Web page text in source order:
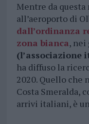
Mentre da
all’aeroporto di
dall’ordinanza
zona bianca, nei
ha diffuso la
2020. Quello che
Costa Smeralda,
arrivi italiani, è